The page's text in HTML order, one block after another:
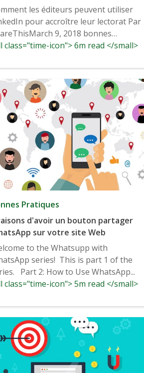
les éditeurs peuvent utiliser
pour accroître leur lectorat Par
9, 2018 bonnes
Social...
class="time-icon"> 6m read </small>
Pratiques
d'avoir un bouton partager
sur votre site Web
to the Whatsupp with
series! This is part 1 of the
Part 2: How to Use WhatsApp...
class="time-icon"> 5m read </small>